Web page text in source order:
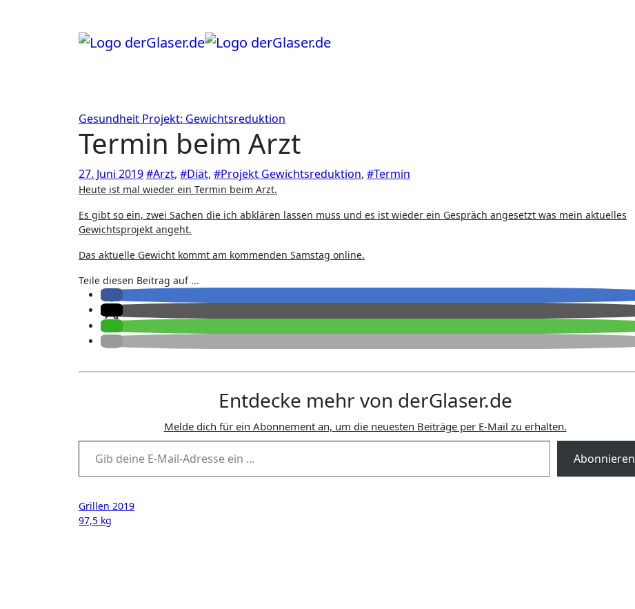
Gesundheit Projekt: Gewichtsreduktion
Termin beim Arzt
27. Juni 2019#Arzt, #Diät, #Projekt Gewichtsreduktion, #Termin
Heute ist mal wieder ein Termin beim Arzt.
Es gibt so ein, zwei Sachen die ich abklären lassen muss und es ist wieder ein Gespräch angesetzt was mein aktuelles
Gewichtsprojekt angeht.
Das aktuelle Gewicht kommt am kommenden Samstag online.
Teile diesen Beitrag auf ...
Entdecke mehr von derGlaser.de
Melde dich für ein Abonnement an, um die neuesten Beiträge per E-Mail zu erhalten.
Gib deine E-Mail-Adresse ein ...
Abonnieren
Beitragsnavigation
Grillen 2019
97,5 kg